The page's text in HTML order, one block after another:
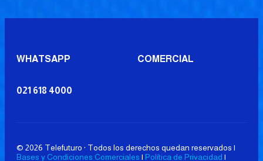
WHATSAPP COMERCIAL
021 618 4000
© 2026 Telefuturo · Todos los derechos quedan reservados |
Bases y Condiciones Comerciales | Política de Privacidad |